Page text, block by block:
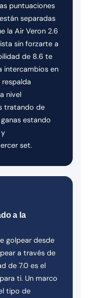
puntuaciones
separadas
la Air Veron 2.6
sin forzarte a
de 8.6 te
intercambios en
nivel
tratando de
estando
set.
a la
golpear desde
a través de
de 7.0 es el
ti. Un marco
tipo de